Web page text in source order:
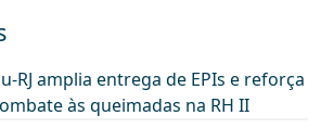
RJ amplia entrega de EPIs e reforça
às queimadas na RH II